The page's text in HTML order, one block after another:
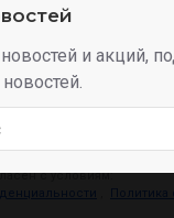
и акций,
с условиям: